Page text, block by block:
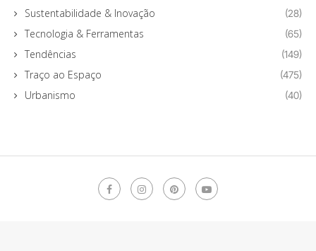
Sustentabilidade & Inovação (28)
Tecnologia & Ferramentas (65)
Tendências (149)
Traço ao Espaço (475)
Urbanismo (40)